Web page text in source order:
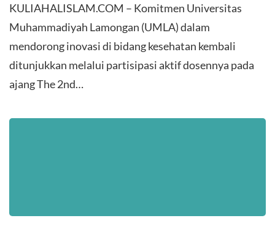
KULIAHALISLAM.COM – Komitmen Universitas
Muhammadiyah Lamongan (UMLA) dalam
mendorong inovasi di bidang kesehatan kembali
ditunjukkan melalui partisipasi aktif dosennya pada
ajang The 2nd…